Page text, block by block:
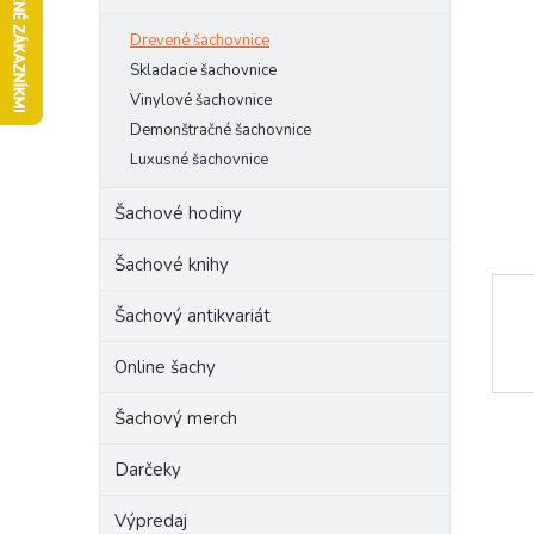
Drevené šachovnice
Skladacie šachovnice
Vinylové šachovnice
Demonštračné šachovnice
Luxusné šachovnice
Šachové hodiny
Šachové knihy
Šachový antikvariát
Online šachy
Šachový merch
Darčeky
Výpredaj